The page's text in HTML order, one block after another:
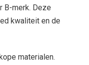
B-merk. Deze
kwaliteit en de
materialen.